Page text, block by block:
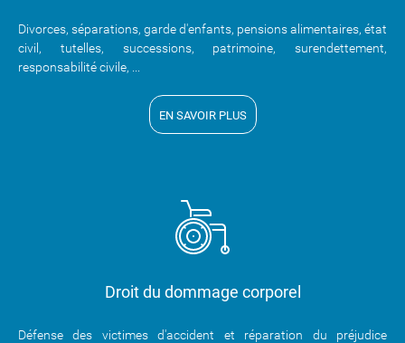
Divorces, séparations, garde d'enfants, pensions alimentaires, état
civil, tutelles, successions, patrimoine, surendettement,
responsabilité civile, ...
EN SAVOIR PLUS
Droit du dommage corporel
Défense des victimes d'accident et réparation du préjudice